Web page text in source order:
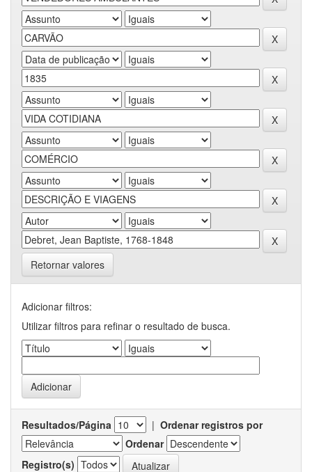
Retornar valores
Adicionar filtros:
Utilizar filtros para refinar o resultado de busca.
Resultados/Página | Ordenar registros por
Ordenar
Registro(s)